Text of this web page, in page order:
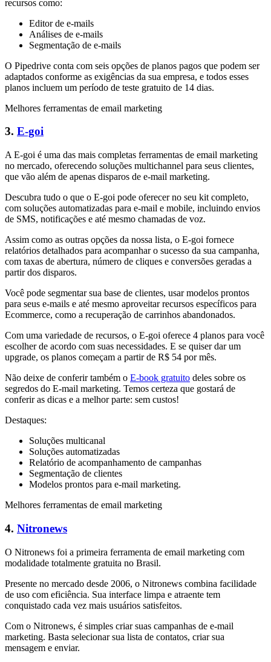
recursos como:
Editor de e-mails
Análises de e-mails
Segmentação de e-mails
O Pipedrive conta com seis opções de planos pagos que podem ser
adaptados conforme as exigências da sua empresa, e todos esses
planos incluem um período de teste gratuito de 14 dias.
Melhores ferramentas de email marketing
3. E-goi
A E-goi é uma das mais completas ferramentas de email marketing
no mercado, oferecendo soluções multichannel para seus clientes,
que vão além de apenas disparos de e-mail marketing.
Descubra tudo o que o E-goi pode oferecer no seu kit completo,
com soluções automatizadas para e-mail e mobile, incluindo envios
de SMS, notificações e até mesmo chamadas de voz.
Assim como as outras opções da nossa lista, o E-goi fornece
relatórios detalhados para acompanhar o sucesso da sua campanha,
com taxas de abertura, número de cliques e conversões geradas a
partir dos disparos.
Você pode segmentar sua base de clientes, usar modelos prontos
para seus e-mails e até mesmo aproveitar recursos específicos para
Ecommerce, como a recuperação de carrinhos abandonados.
Com uma variedade de recursos, o E-goi oferece 4 planos para você
escolher de acordo com suas necessidades. E se quiser dar um
upgrade, os planos começam a partir de R$ 54 por mês.
Não deixe de conferir também o E-book gratuito deles sobre os
segredos do E-mail marketing. Temos certeza que gostará de
conferir as dicas e a melhor parte: sem custos!
Destaques:
Soluções multicanal
Soluções automatizadas
Relatório de acompanhamento de campanhas
Segmentação de clientes
Modelos prontos para e-mail marketing.
Melhores ferramentas de email marketing
4. Nitronews
O Nitronews foi a primeira ferramenta de email marketing com
modalidade totalmente gratuita no Brasil.
Presente no mercado desde 2006, o Nitronews combina facilidade
de uso com eficiência. Sua interface limpa e atraente tem
conquistado cada vez mais usuários satisfeitos.
Com o Nitronews, é simples criar suas campanhas de e-mail
marketing. Basta selecionar sua lista de contatos, criar sua
mensagem e enviar.